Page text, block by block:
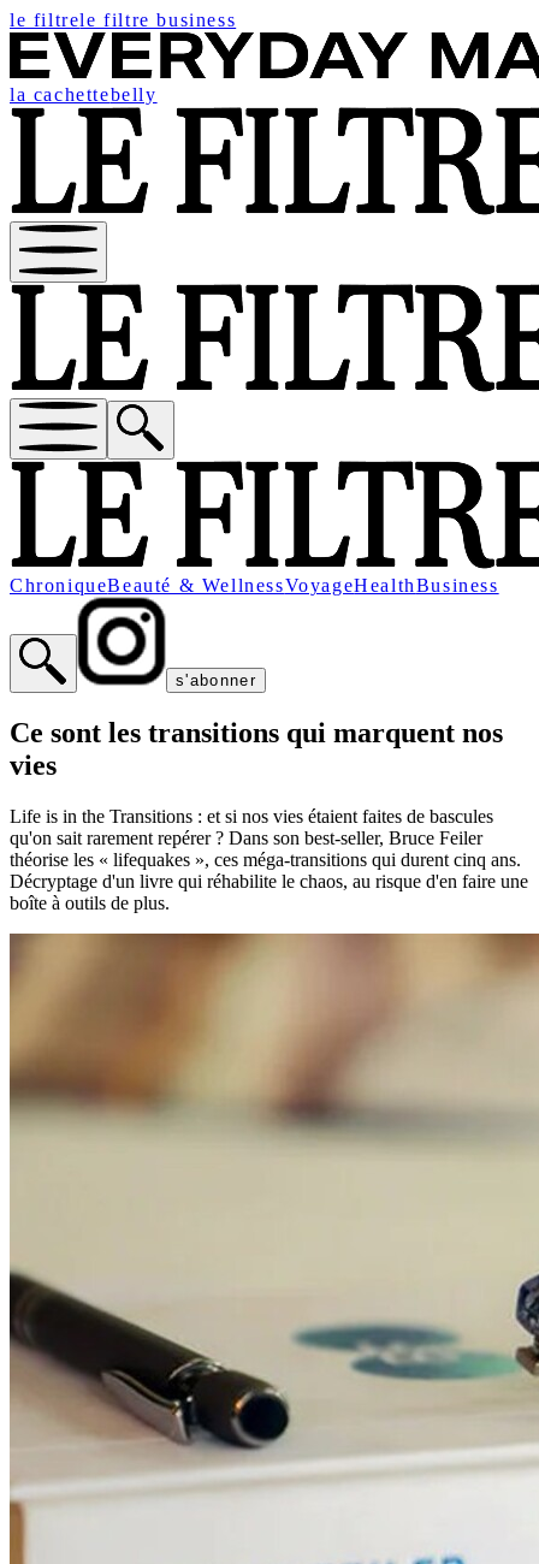
le filtrele filtre business
la cachettebelly
ChroniqueBeauté & WellnessVoyageHealthBusiness
s'abonner
Ce sont les transitions qui marquent nos
vies
Life is in the Transitions : et si nos vies étaient faites de bascules
qu'on sait rarement repérer ? Dans son best-seller, Bruce Feiler
théorise les « lifequakes », ces méga-transitions qui durent cinq ans.
Décryptage d'un livre qui réhabilite le chaos, au risque d'en faire une
boîte à outils de plus.